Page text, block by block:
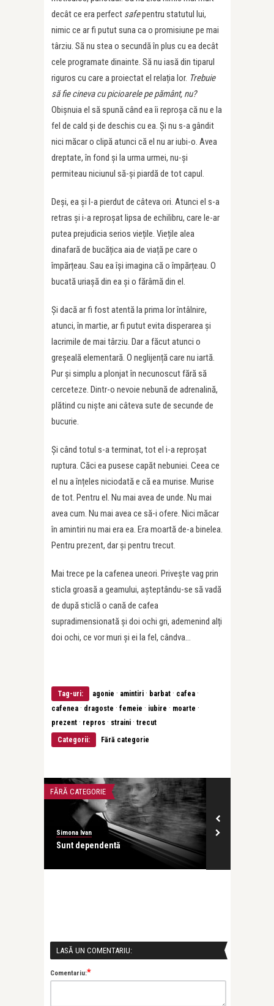
decât ce era perfect safepentru statutul lui,
nimic ce ar fi putut suna ca o promisiune pe mai
târziu. Să nu stea o secundă în plus cu ea decât
cele programate dinainte. Să nu iasă din tiparul
riguros cu care a proiectat el relația lor. Trebuie
să fie cineva cu picioarele pe pământ, nu?
Obișnuia el să spună când ea îi reproșa că nu e la
fel de cald și de deschis cu ea. Și nu s-a gândit
nici măcar o clipă atunci că el nu ar iubi-o. Avea
dreptate, în fond și la urma urmei, nu-și
permiteau niciunul să-și piardă de tot capul.
Deși, ea și l-a pierdut de câteva ori. Atunci el s-a
retras și i-a reproșat lipsa de echilibru, care le-ar
putea prejudicia serios viețile. Viețile alea
dinafară de bucățica aia de viață pe care o
împărțeau. Sau ea își imagina că o împărțeau. O
bucată uriașă din ea și o fărâmă din el.
Și dacă ar fi fost atentă la prima lor întâlnire,
atunci, în martie, ar fi putut evita disperarea și
lacrimile de mai târziu. Dar a făcut atunci o
greșeală elementară. O neglijență care nu iartă.
Pur și simplu a plonjat în necunoscut fără să
cerceteze. Dintr-o nevoie nebună de adrenalină,
plătind cu niște ani câteva sute de secunde de
bucurie.
Și când totul s-a terminat, tot el i-a reproșat
ruptura. Căci ea pusese capăt nebuniei. Ceea ce
el nu a înțeles niciodată e că ea murise. Murise
de tot. Pentru el. Nu mai avea de unde. Nu mai
avea cum. Nu mai avea ce să-i ofere. Nici măcar
în amintiri nu mai era ea. Era moartă de-a binelea.
Pentru prezent, dar și pentru trecut.
Mai trece pe la cafenea uneori. Privește vag prin
sticla groasă a geamului, așteptându-se să vadă
de după sticlă o cană de cafea
supradimensionată și doi ochi gri, ademenind alți
doi ochi, ce vor muri și ei la fel, cândva…
Tag-uri: agonie · amintiri · barbat · cafea ·
cafenea · dragoste · femeie · iubire · moarte ·
prezent · repros · straini · trecut
Categorii:
Fără categorie
FĂRĂ CATEGORIE
Simona Ivan
Sunt dependentă
LASĂ UN COMENTARIU:
Comentariu:*